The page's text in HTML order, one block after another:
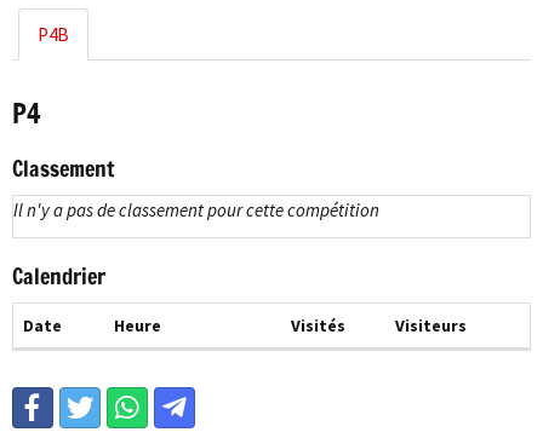
P4B
P4
Classement
Il n'y a pas de classement pour cette compétition
Calendrier
Date Heure Visités Visiteurs